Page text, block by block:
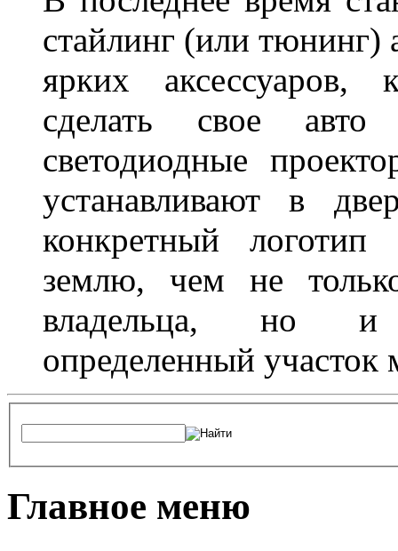
стайлинг (или тюнинг)
ярких аксессуаров,
сделать свое
светодиодные
устанавливают в
конкретный логотип
землю, чем не
владельца, но и
определенный участок
Главное меню